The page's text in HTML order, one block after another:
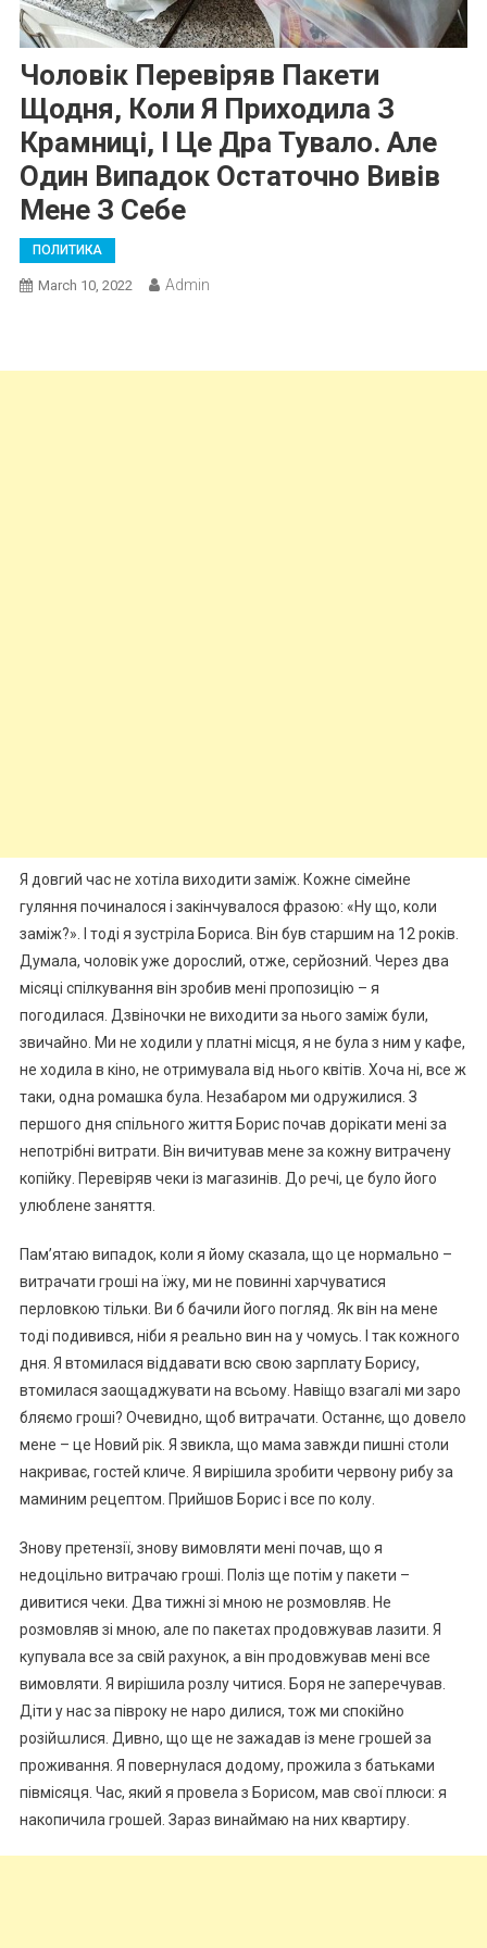
Чоловік Перевіряв Пакети
Щодня, Коли Я Приходила З
Крамниці, І Це Дра Тувало. Але
Один Випадок Остаточно Вивів
Мене З Себе
ПОЛИТИКА
March 10, 2022 Admin
Я довгий час не хотіла виходити заміж. Кожне сімейне
гуляння починалося і закінчувалося фразою: «Ну що, коли
заміж?». І тоді я зустріла Бориса. Він був старшим на 12 років.
Думала, чоловік уже дорослий, отже, серйозний. Через два
місяці спілкування він зробив мені пропозицію – я
погодилася. Дзвіночки не виходити за нього заміж були,
звичайно. Ми не ходили у платні місця, я не була з ним у кафе,
не ходила в кіно, не отримувала від нього квітів. Хоча ні, все ж
таки, одна ромашка була. Незабаром ми одружилися. З
першого дня спільного життя Борис почав дорікати мені за
непотрібні витрати. Він вичитував мене за кожну витрачену
копійку. Перевіряв чеки із магазинів. До речі, це було його
улюблене заняття.
Пам’ятаю випадок, коли я йому сказала, що це нормально –
витрачати гроші на їжу, ми не повинні харчуватися
перловкою тільки. Ви б бачили його погляд. Як він на мене
тоді подивився, ніби я реально вин на у чомусь. І так кожного
дня. Я втомилася віддавати всю свою зарплату Борису,
втомилася заощаджувати на всьому. Навіщо взагалі ми заро
бляємо гроші? Очевидно, щоб витрачати. Останнє, що довело
мене – це Новий рік. Я звикла, що мама завжди пишні столи
накриває, гостей кличе. Я вирішила зробити червону рибу за
маминим рецептом. Прийшов Борис і все по колу.
Знову претензії, знову вимовляти мені почав, що я
недоцільно витрачаю гроші. Поліз ще потім у пакети –
дивитися чеки. Два тижні зі мною не розмовляв. Не
розмовляв зі мною, але по пакетах продовжував лазити. Я
купувала все за свій рахунок, а він продовжував мені все
вимовляти. Я вирішила розлу читися. Боря не заперечував.
Діти у нас за півроку не наро дилися, тож ми спокійно
розійաлися. Дивно, що ще не зажадав із мене грошей за
проживання. Я повернулася додому, прожила з батьками
півмісяця. Час, який я провела з Борисом, мав свої плюси: я
накопичила грошей. Зараз винаймаю на них квартиру.